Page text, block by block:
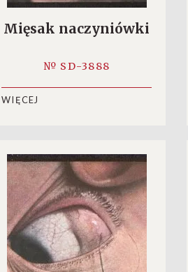
Mięsak naczyniówki
№ SD-3888
WIĘCEJ